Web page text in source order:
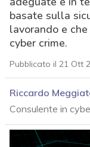
basate sulla
lavorando e
cyber crime.
Pubblicato il 21 Ott
Riccardo
Consulente in